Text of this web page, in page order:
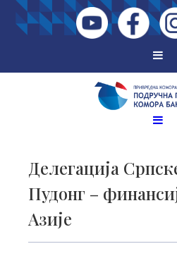
Делегација
Пудонг –
Азије